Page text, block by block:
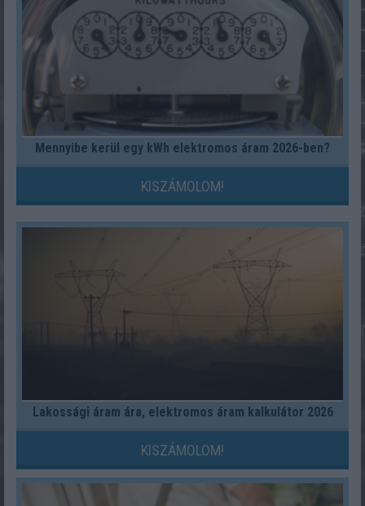
Mennyibe kerül egy kWh elektromos áram 2026-ben?
KISZÁMOLOM!
Lakossági áram ára, elektromos áram kalkulátor 2026
KISZÁMOLOM!